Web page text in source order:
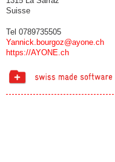
Suisse
Tel 0789735505
Yannick.bourgoz@ayone.ch
https://AYONE.ch